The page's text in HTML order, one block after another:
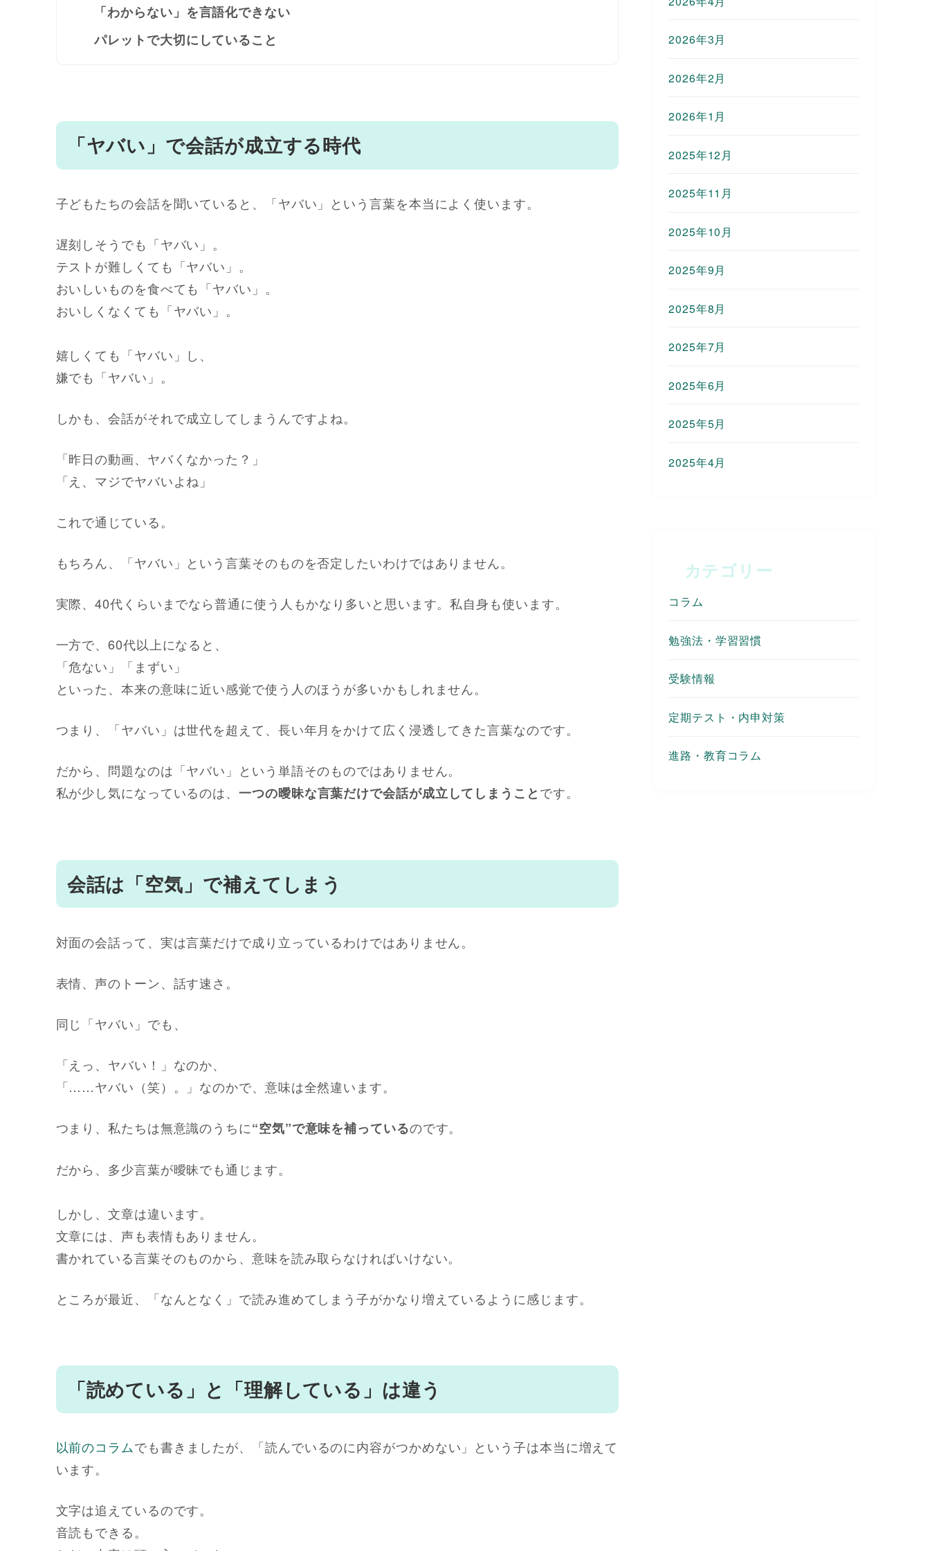
「わからない」を言語化できない
パレットで大切にしていること
「ヤバい」で会話が成立する時代
子どもたちの会話を聞いていると、「ヤバい」という言葉を本当によく使います。
遅刻しそうでも「ヤバい」。
テストが難しくても「ヤバい」。
おいしいものを食べても「ヤバい」。
おいしくなくても「ヤバい」。
嬉しくても「ヤバい」し、
嫌でも「ヤバい」。
しかも、会話がそれで成立してしまうんですよね。
「昨日の動画、ヤバくなかった？」
「え、マジでヤバいよね」
これで通じている。
もちろん、「ヤバい」という言葉そのものを否定したいわけではありません。
実際、40代くらいまでなら普通に使う人もかなり多いと思います。私自身も使います。
一方で、60代以上になると、
「危ない」「まずい」
といった、本来の意味に近い感覚で使う人のほうが多いかもしれません。
つまり、「ヤバい」は世代を超えて、長い年月をかけて広く浸透してきた言葉なのです。
だから、問題なのは「ヤバい」という単語そのものではありません。
私が少し気になっているのは、一つの曖昧な言葉だけで会話が成立してしまうことです。
会話は「空気」で補えてしまう
対面の会話って、実は言葉だけで成り立っているわけではありません。
表情、声のトーン、話す速さ。
同じ「ヤバい」でも、
「えっ、ヤバい！」なのか、
「……ヤバい（笑）。」なのかで、意味は全然違います。
つまり、私たちは無意識のうちに“空気”で意味を補っているのです。
だから、多少言葉が曖昧でも通じます。
しかし、文章は違います。
文章には、声も表情もありません。
書かれている言葉そのものから、意味を読み取らなければいけない。
ところが最近、「なんとなく」で読み進めてしまう子がかなり増えているように感じます。
「読めている」と「理解している」は違う
以前のコラムでも書きましたが、「読んでいるのに内容がつかめない」という子は本当に増えて
います。
文字は追えているのです。
音読もできる。
2026年3月
2026年2月
2026年1月
2025年12月
2025年11月
2025年10月
2025年9月
2025年8月
2025年7月
2025年6月
2025年5月
2025年4月
カテゴリー
コラム
勉強法・学習習慣
受験情報
定期テスト・内申対策
進路・教育コラム